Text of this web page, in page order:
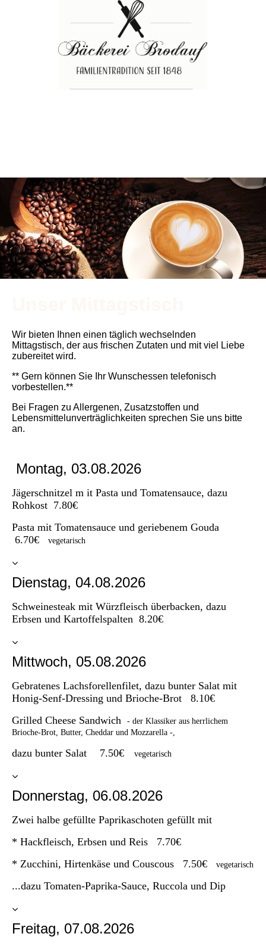
Wir bieten Ihnen einen täglich wechselnden
Mittagstisch, der aus frischen Zutaten und mit viel Liebe
zubereitet wird.
** Gern können Sie Ihr Wunschessen telefonisch
vorbestellen.**
Bei Fragen zu Allergenen, Zusatzstoffen und
Lebensmittelunverträglichkeiten sprechen Sie uns bitte
an.
Montag, 03.08.2026
Jägerschnitzel m it Pasta und Tomatensauce, dazu
Rohkost 7.80€
Pasta mit Tomatensauce und geriebenem Gouda
6.70€
vegetarisch
Dienstag, 04.08.2026
Schweinesteak mit Würzfleisch überbacken, dazu
Erbsen und Kartoffelspalten 8.20€
Mittwoch, 05.08.2026
Gebratenes Lachsforellenfilet, dazu bunter Salat mit
Honig-Senf-Dressing und Brioche-Brot 8.10€
Grilled Cheese Sandwich
- der Klassiker aus herrlichem
Brioche-Brot, Butter, Cheddar und Mozzarella -,
dazu bunter Salat 7.50€ vegetarisch
Donnerstag, 06.08.2026
Zwei halbe gefüllte Paprikaschoten gefüllt mit
* Hackfleisch, Erbsen und Reis 7.70€
* Zucchini, Hirtenkäse und Couscous 7.50€
vegetarisch
...dazu Tomaten-Paprika-Sauce, Ruccola und Dip
Freitag, 07.08.2026